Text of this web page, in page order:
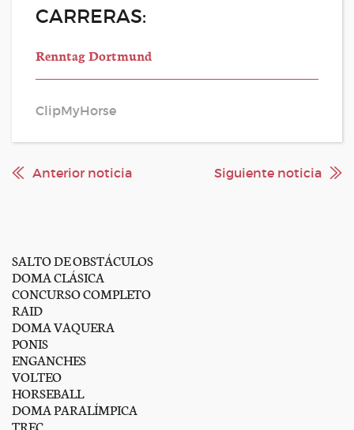
CARRERAS:
Renntag Dortmund
ClipMyHorse
Anterior noticia Siguiente noticia
SALTO DE OBSTÁCULOS
DOMA CLÁSICA
CONCURSO COMPLETO
RAID
DOMA VAQUERA
PONIS
ENGANCHES
VOLTEO
HORSEBALL
DOMA PARALÍMPICA
TREC